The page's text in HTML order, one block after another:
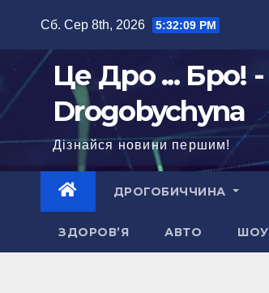
Сб. Сер 8th, 2026 5:32:10 PM
Це Дро ... Бро! -
Drogobychyna
Дізнайся новини першим!
ДРОГОБИЧЧИНА
ЗДОРОВ’Я АВТО ШОУ